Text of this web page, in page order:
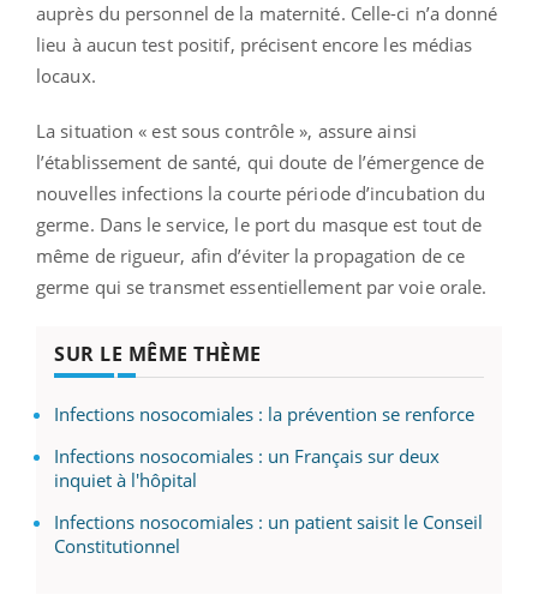
auprès du personnel de la maternité. Celle-ci n’a donné
lieu à aucun test positif, précisent encore les médias
locaux.
La situation « est sous contrôle », assure ainsi
l’établissement de santé, qui doute de l’émergence de
nouvelles infections la courte période d’incubation du
germe. Dans le service, le port du masque est tout de
même de rigueur, afin d’éviter la propagation de ce
germe qui se transmet essentiellement par voie orale.
SUR LE MÊME THÈME
Infections nosocomiales : la prévention se renforce
Infections nosocomiales : un Français sur deux
inquiet à l'hôpital
Infections nosocomiales : un patient saisit le Conseil
Constitutionnel